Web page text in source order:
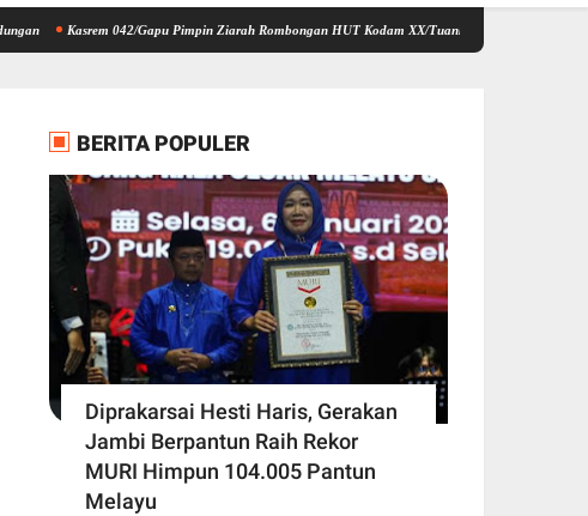
Kasrem 042/Gapu Pimpin Ziarah Rombongan HUT Kodam XX/Tuanku Imam Bonjol di TMP Satria
BERITA POPULER
Diprakarsai Hesti Haris, Gerakan
Jambi Berpantun Raih Rekor
MURI Himpun 104.005 Pantun
Melayu